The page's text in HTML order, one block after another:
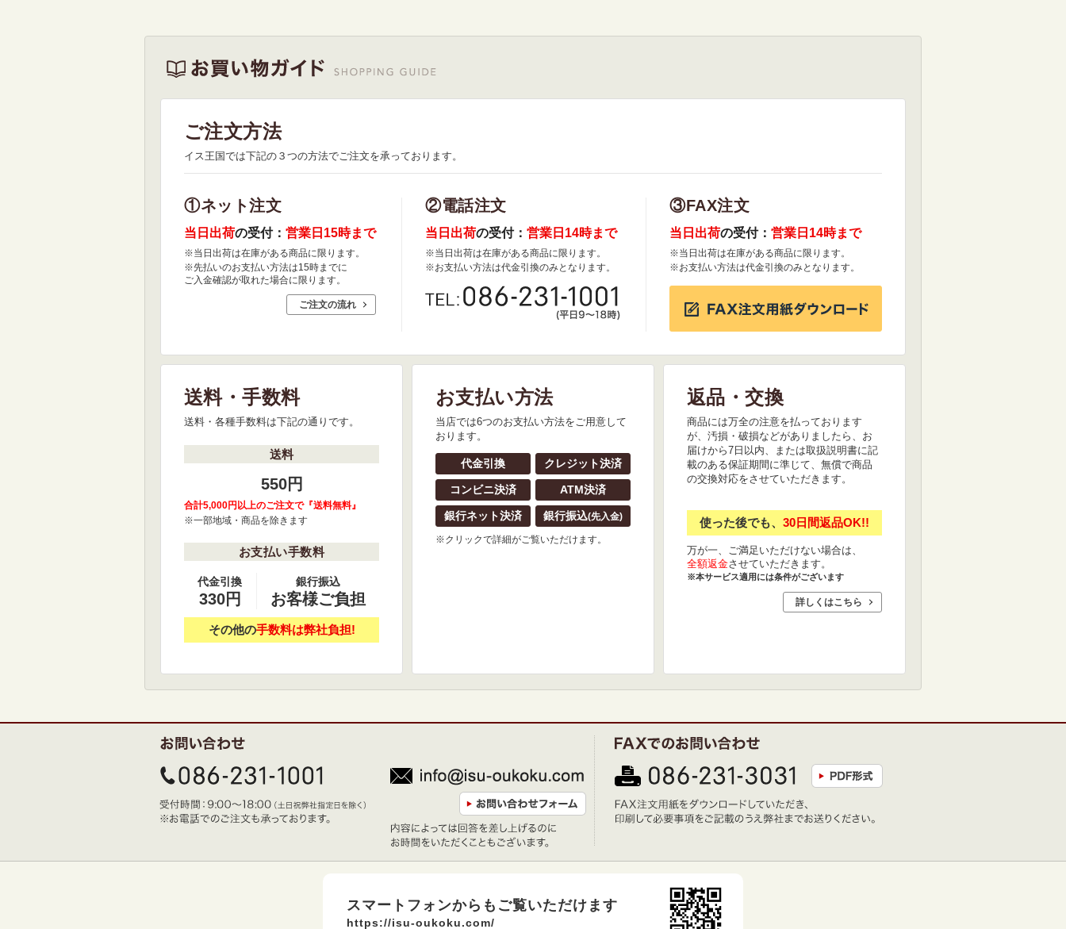
ご注文方法
イス王国では下記の３つの方法でご注文を承っております。
①ネット注文
当日出荷の受付： 営業日15時まで
※当日出荷は在庫がある商品に限ります。
※先払いのお支払い方法は15時までに
ご入金確認が取れた場合に限ります。
ご注文の流れ
②電話注文
当日出荷の受付： 営業日14時まで
※当日出荷は在庫がある商品に限ります。
※お支払い方法は代金引換のみとなります。
③FAX注文
当日出荷の受付： 営業日14時まで
※当日出荷は在庫がある商品に限ります。
※お支払い方法は代金引換のみとなります。
送料・手数料
送料・各種手数料は下記の通りです。
送料
550円
合計5,000円以上のご注文で『送料無料』
※一部地域・商品を除きます
お支払い手数料
代金引換
330円
銀行振込
お客様ご負担
その他の手数料は弊社負担!
お支払い方法
当店では6つのお支払い方法をご用意して
おります。
代金引換 クレジット決済
コンビニ決済 ATM決済
銀行ネット決済 銀行振込(先入金)
※クリックで詳細がご覧いただけます。
返品・交換
商品には万全の注意を払っております
が、汚損・破損などがありましたら、お
届けから7日以内、または取扱説明書に記
載のある保証期間に準じて、無償で商品
の交換対応をさせていただきます。
使った後でも、 30日間返品OK!!
万が一、ご満足いただけない場合は、
全額返金させていただきます。
※本サービス適用には条件がございます
詳しくはこちら
スマートフォンからもご覧いただけます
https://isu-oukoku.com/